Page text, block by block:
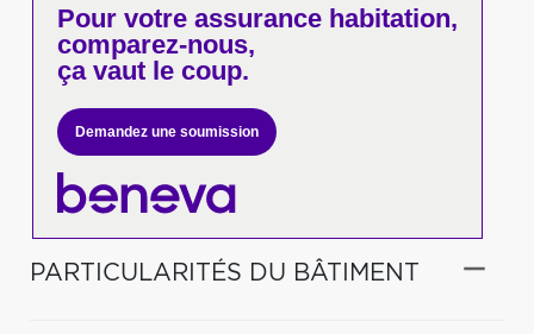
Pour votreassurance habitation,
comparez-nous,
ça vaut le coup.
Demandez une soumission
PARTICULARITÉS DU BÂTIMENT